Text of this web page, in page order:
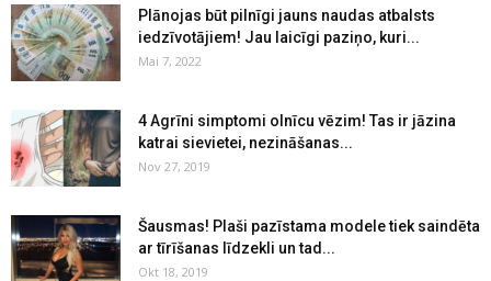
Plānojas būt pilnīgi jauns naudas atbalsts
iedzīvotājiem! Jau laicīgi paziņo, kuri...
Mai 7, 2022
4 Agrīni simptomi olnīcu vēzim! Tas ir jāzina
katrai sievietei, nezināšanas...
Nov 27, 2019
Šausmas! Plaši pazīstama modele tiek saindēta
ar tīrīšanas līdzekli un tad...
Okt 18, 2019